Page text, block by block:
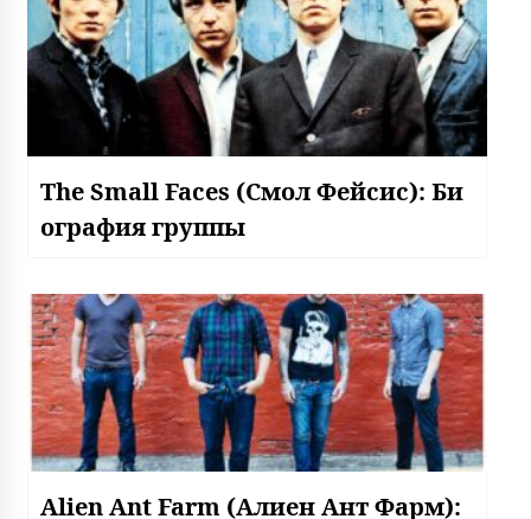
The Small Faces (Смол Фейсис): Би
ография группы
Alien Ant Farm (Алиен Ант Фарм):